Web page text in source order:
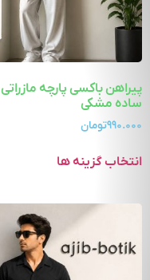
پیراهن باکسی پارچه مازراتی
ساده مشکی
۹۹۰.۰۰۰تومان
انتخاب گزینه ها